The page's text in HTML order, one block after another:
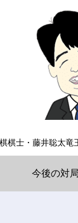
棋士・藤井聡太
今後の対局